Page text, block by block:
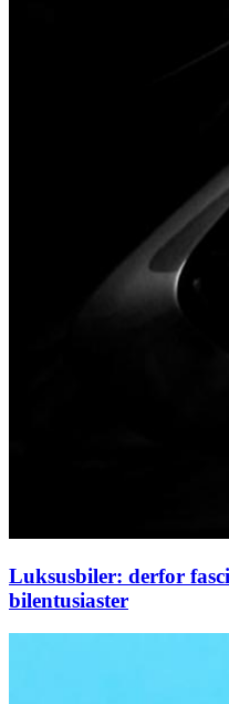
Luksusbiler: derfor
bilentusiaster